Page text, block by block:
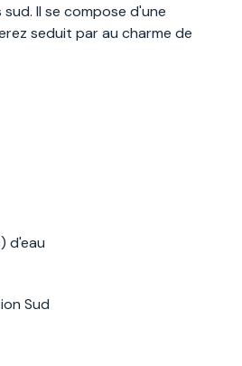
Il se compose d'une
seduit par au charme de
d'eau
Sud